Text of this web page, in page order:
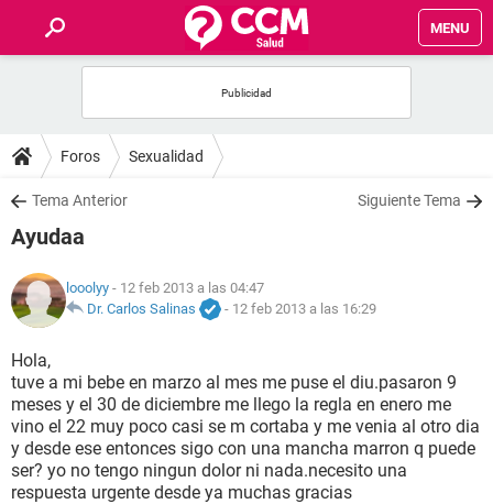
MENU
FOROS
SALUD
FAMILIA
NUTRICIÓN
BIENESTAR
SEXUALIDAD
GLOSARIO
Foros Sexualidad
Tema Anterior Siguiente Tema
Ayudaa
looolyy - 12 feb 2013 a las 04:47
Dr. Carlos Salinas
- 12 feb 2013 a las 16:29
Hola,
tuve a mi bebe en marzo al mes me puse el diu.pasaron 9
meses y el 30 de diciembre me llego la regla en enero me
vino el 22 muy poco casi se m cortaba y me venia al otro dia
y desde ese entonces sigo con una mancha marron q puede
ser? yo no tengo ningun dolor ni nada.necesito una
respuesta urgente desde ya muchas gracias